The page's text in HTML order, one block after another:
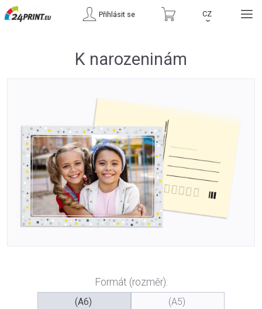
Přihlásit se CZ
›
K narozeninám
Formát (rozměr):
(A6)
(A5)